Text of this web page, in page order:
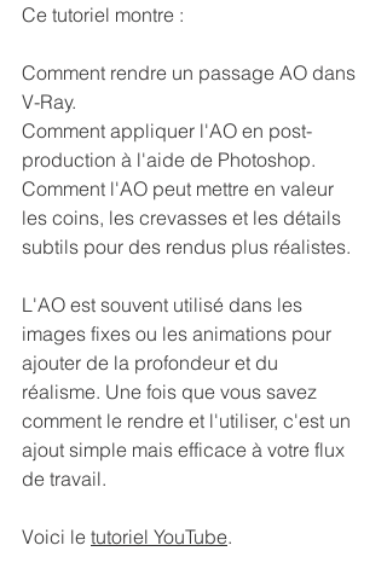
Ce tutoriel montre :
Comment rendre un passage AO dans
V-Ray.
Comment appliquer l'AO en post-
production à l'aide de Photoshop.
Comment l'AO peut mettre en valeur
les coins, les crevasses et les détails
subtils pour des rendus plus réalistes.
L'AO est souvent utilisé dans les
images fixes ou les animations pour
ajouter de la profondeur et du
réalisme. Une fois que vous savez
comment le rendre et l'utiliser, c'est un
ajout simple mais efficace à votre flux
de travail.
Voici le tutoriel YouTube.